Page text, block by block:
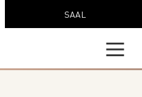
SAAL